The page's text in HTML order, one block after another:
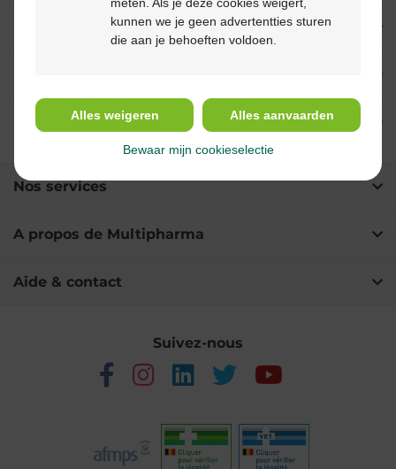
Ingrédients
Nos services
A propos de Multipharma
Aide & contact
Suivez-nous
kunnen we je geen advertentties sturen
die aan je behoeften voldoen.
Alles weigeren Alles aanvaarden
Bewaar mijn cookieselectie